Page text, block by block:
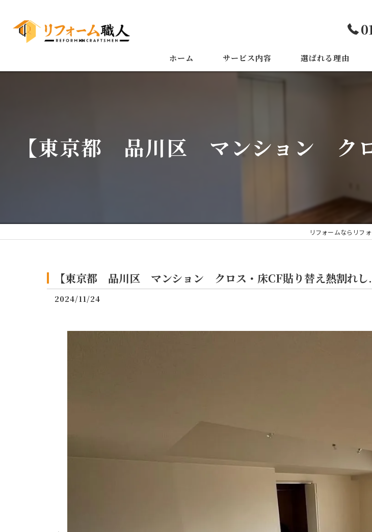
ホーム サービス内容 選ばれる理由
【東京都 品川区 マンション ク
リフォームならリフ
【東京都 品川区 マンション クロス・床CF貼り替え熱割れし
2024/11/24